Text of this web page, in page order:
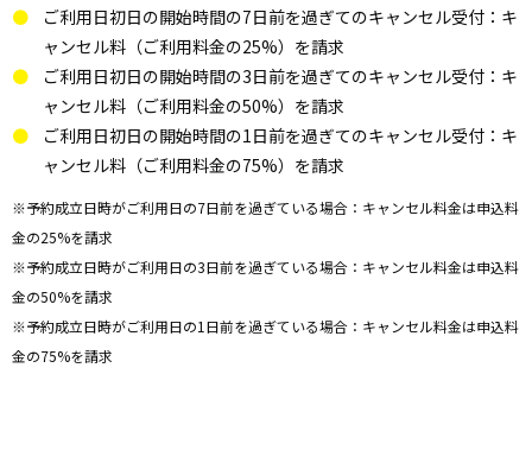
ご利用日初日の開始時間の7日前を過ぎてのキャンセル受付：キ
ャンセル料（ご利用料金の25%）を請求
ご利用日初日の開始時間の3日前を過ぎてのキャンセル受付：キ
ャンセル料（ご利用料金の50%）を請求
ご利用日初日の開始時間の1日前を過ぎてのキャンセル受付：キ
ャンセル料（ご利用料金の75%）を請求
※予約成立日時がご利用日の7日前を過ぎている場合：キャンセル料金は申込料
金の25%を請求
※予約成立日時がご利用日の3日前を過ぎている場合：キャンセル料金は申込料
金の50%を請求
※予約成立日時がご利用日の1日前を過ぎている場合：キャンセル料金は申込料
金の75%を請求